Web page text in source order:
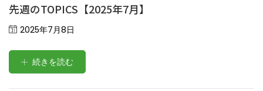
先週のTOPICS【2025年7月】
Posted
2025年7月8日
続きを読む